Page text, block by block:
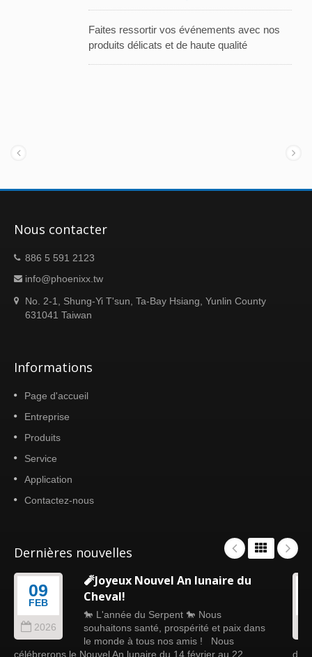
Faites ressortir vos événements avec nos
produits délicats et de haute qualité
Nous contacter
886 5 591 2123
info@phoenixx.tw
No. 2-1, Shung-Yi T'sun, Ta-Bay Hsiang, Yunlin County
631041 Taiwan
Informations
Page d'accueil
Entreprise
Produits
Service
Application
Contactez-nous
Dernières nouvelles
09
FEB
2026
🧨Joyeux Nouvel An lunaire du
Cheval!
🐎 L'année du Serpent 🐎 Nous
souhaitons santé, prospérité et paix dans
le monde à tous nos amis ! Nous
célébrerons le Nouvel An lunaire du 14 février au 22